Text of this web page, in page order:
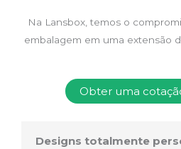
Na Lansbox, temos o
embalagem em uma extensão
Obter uma
Designs totalmente